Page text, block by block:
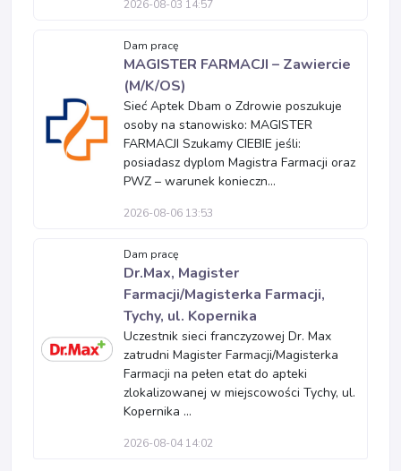
2026-08-03 14:57
Dam pracę
MAGISTER FARMACJI – Zawiercie
(M/K/OS)
Sieć Aptek Dbam o Zdrowie poszukuje
osoby na stanowisko: MAGISTER
FARMACJI Szukamy CIEBIE jeśli:
posiadasz dyplom Magistra Farmacji oraz
PWZ – warunek konieczn...
2026-08-06 13:53
Dam pracę
Dr.Max, Magister
Farmacji/Magisterka Farmacji,
Tychy, ul. Kopernika
Uczestnik sieci franczyzowej Dr. Max
zatrudni Magister Farmacji/Magisterka
Farmacji na pełen etat do apteki
zlokalizowanej w miejscowości Tychy, ul.
Kopernika ...
2026-08-04 14:02